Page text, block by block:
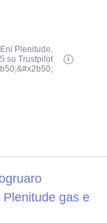
Plenitude.
su Trustpilot
gas e